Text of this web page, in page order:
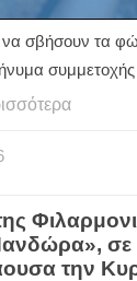
σβήσουν τα
συμμετοχής
σε
την